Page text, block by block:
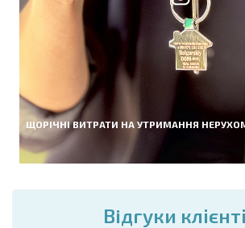
ЩОРІЧНІ ВИТРАТИ НА УТРИМАННЯ
Вiдгуки